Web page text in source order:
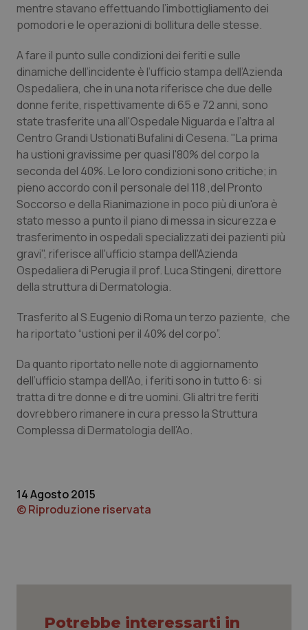
Calabria
Campania
Emilia-Romagna
Friuli Venezia Giulia
Lazio
Liguria
Lombardia
Marche
Molise
Piemonte
Provincia Autonoma di Bolzano
Provincia Autonoma di Trento
Sardegna
Asma & BPCO
Car-T
Colesterolo & coronaropatie
Dermatite Atopica
Diabete & glucometri
Disturbi dell’umore
Dolore
Donna & Salute
Epatiti
HIV
Infezioni & Febbre
Ipertensione & Scompenso
Malattia di Crohn & Rettocolite Ulcerosa
mentre stavano effettuando l’imbottigliamento dei
pomodori e le operazioni di bollitura delle stesse.
A fare il punto sulle condizioni dei feriti e sulle
dinamiche dell’incidente è l’ufficio stampa dell’Azienda
Ospedaliera, che in una nota riferisce che due delle
donne ferite, rispettivamente di 65 e 72 anni, sono
state trasferite una all'Ospedale Niguarda e l’altra al
Centro Grandi Ustionati Bufalini di Cesena. "La prima
ha ustioni gravissime per quasi l'80% del corpo la
seconda del 40%. Le loro condizioni sono critiche; in
pieno accordo con il personale del 118 ,del Pronto
Soccorso e della Rianimazione in poco più di un'ora è
stato messo a punto il piano di messa in sicurezza e
trasferimento in ospedali specializzati dei pazienti più
gravi", riferisce all'ufficio stampa dell'Azienda
Ospedaliera di Perugia il prof. Luca Stingeni, direttore
della struttura di Dermatologia.
Trasferito al S.Eugenio di Roma un terzo paziente, che
ha riportato “ustioni per il 40% del corpo”.
Da quanto riportato nelle note di aggiornamento
dell’ufficio stampa dell’Ao, i feriti sono in tutto 6: si
tratta di tre donne e di tre uomini. Gli altri tre feriti
dovrebbero rimanere in cura presso la Struttura
Complessa di Dermatologia dell’Ao.
14 Agosto 2015
© Riproduzione riservata
Potrebbe interessarti in